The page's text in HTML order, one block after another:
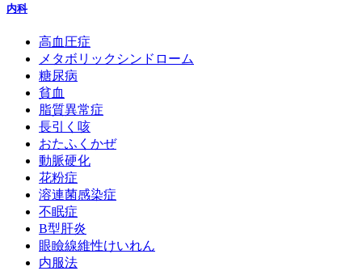
内科
高血圧症
メタボリックシンドローム
糖尿病
貧血
脂質異常症
長引く咳
おたふくかぜ
動脈硬化
花粉症
溶連菌感染症
不眠症
B型肝炎
眼瞼線維性けいれん
内服法